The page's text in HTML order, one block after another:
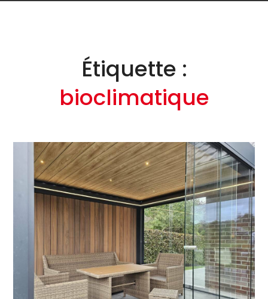
Étiquette :
bioclimatique